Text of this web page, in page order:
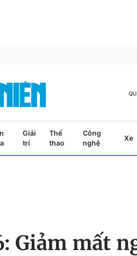
Giải
trí
Thể
thao
Công
nghệ
Xe
Giảm mất